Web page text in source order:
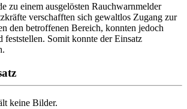
zu einem ausgelösten Rauchwarnmelder
verschafften sich gewaltlos Zugang zur
den betroffenen Bereich, konnten jedoch
feststellen. Somit konnte der Einsatz
keine Bilder.